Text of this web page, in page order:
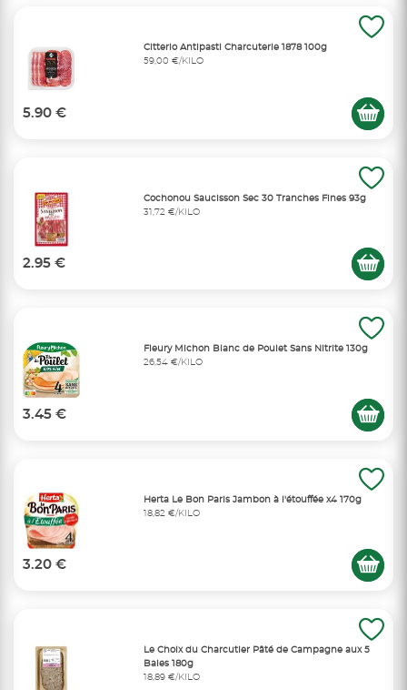
Citterio Antipasti Charcuterie 1878 100g
59,00 €/KILO
5.90 €
Cochonou Saucisson Sec 30 Tranches Fines 93g
31,72 €/KILO
2.95 €
Fleury Michon Blanc de Poulet Sans Nitrite 130g
26,54 €/KILO
3.45 €
Herta Le Bon Paris Jambon à l'étouffée x4 170g
18,82 €/KILO
3.20 €
Le Choix du Charcutier Pâté de Campagne aux 5
Baies 180g
18,89 €/KILO